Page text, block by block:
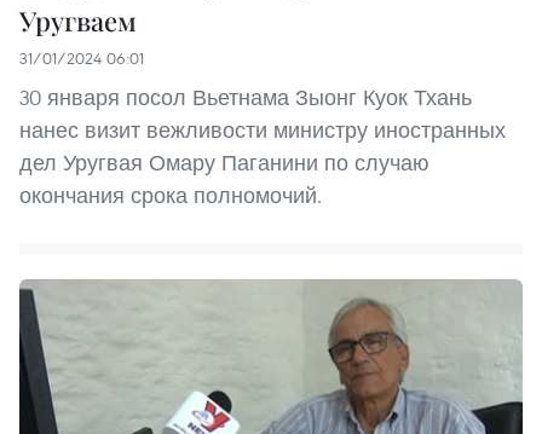
Уругваем
31/01/2024 06:01
30 января посол Вьетнама Зыонг Куок Тхань
нанес визит вежливости министру иностранных
дел Уругвая Омару Паганини по случаю
окончания срока полномочий.